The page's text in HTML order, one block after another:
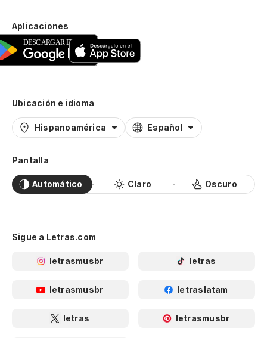
Aplicaciones
Ubicación e idioma
Hispanoamérica Español
Pantalla
Automático Claro Oscuro
Sigue a Letras.com
letrasmusbr letras
letrasmusbr letraslatam
letras letrasmusbr